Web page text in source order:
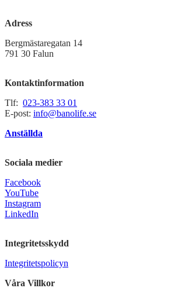
Adress
Bergmästaregatan 14
791 30 Falun
Kontaktinformation
Tlf: 023-383 33 01
E-post: info@banolife.se
Anställda
Sociala medier
Facebook
YouTube
Instagram
LinkedIn
Integritetsskydd
Integritetspolicyn
Våra Villkor